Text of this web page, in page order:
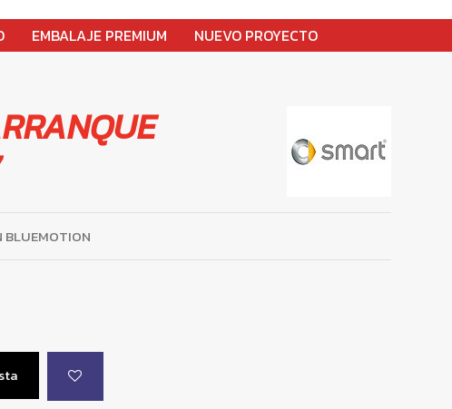
EMBALAJE PREMIUM NUEVO PROYECTO
BLUEMOTION